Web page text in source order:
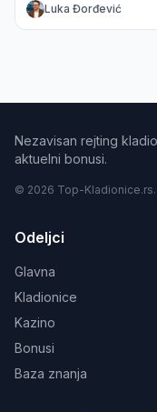
Luka Đorđević
Nezavisan rejting
aktuelni bonusi.
© 2026 Top-Kladionice.rs.
Odeljci
Glavna
Kladionice
Kazino
Bonusi
Baza znanja